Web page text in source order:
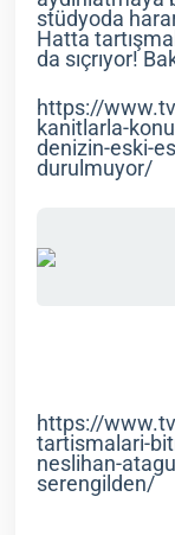
stüdyoda
Hatta
da sıçrıyor!
https://
kanitlarla-
denizin-eski-
durulmuyor/
https://
tartismalari-
neslihan-
serengilden/